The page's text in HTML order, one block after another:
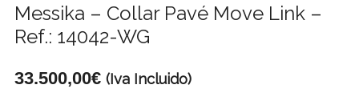
Messika – Collar Pavé Move Link –
Ref.: 14042-WG
33.500,00€ (Iva Incluido)